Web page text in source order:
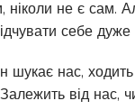
ніколи не є сам.
себе дуже
шукає нас,
від нас,